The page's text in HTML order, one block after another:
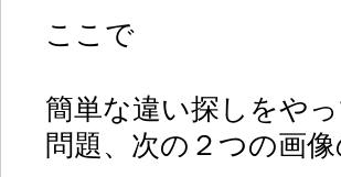
ここで
簡単な違い探しをや
問題、次の２つの画